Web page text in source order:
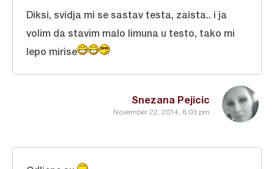
Snezana Pejicic
November 22, 2014, 8:03 pm
Diksi, svidja mi se sastav testa, zaista.. i ja
volim da stavim malo limuna u testo, tako mi
lepo mirise